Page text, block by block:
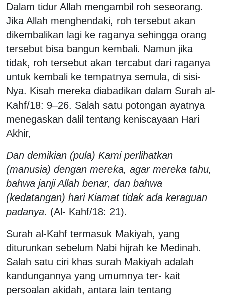
Dalam tidur Allah mengambil roh seseorang.
Jika Allah menghendaki, roh tersebut akan
dikembalikan lagi ke raganya sehingga orang
tersebut bisa bangun kembali. Namun jika
tidak, roh tersebut akan tercabut dari raganya
untuk kembali ke tempatnya semula, di sisi-
Nya. Kisah mereka diabadikan dalam Surah al-
Kahf/18: 9–26. Salah satu potongan ayatnya
menegaskan dalil tentang keniscayaan Hari
Akhir,
Dan demikian (pula) Kami perlihatkan
(manusia) dengan mereka, agar mereka tahu,
bahwa janji Allah benar, dan bahwa
(kedatangan) hari Kiamat tidak ada keraguan
padanya. (Al- Kahf/18: 21).
Surah al-Kahf termasuk Makiyah, yang
diturunkan sebelum Nabi hijrah ke Medinah.
Salah satu ciri khas surah Makiyah adalah
kandungannya yang umumnya ter- kait
persoalan akidah, antara lain tentang